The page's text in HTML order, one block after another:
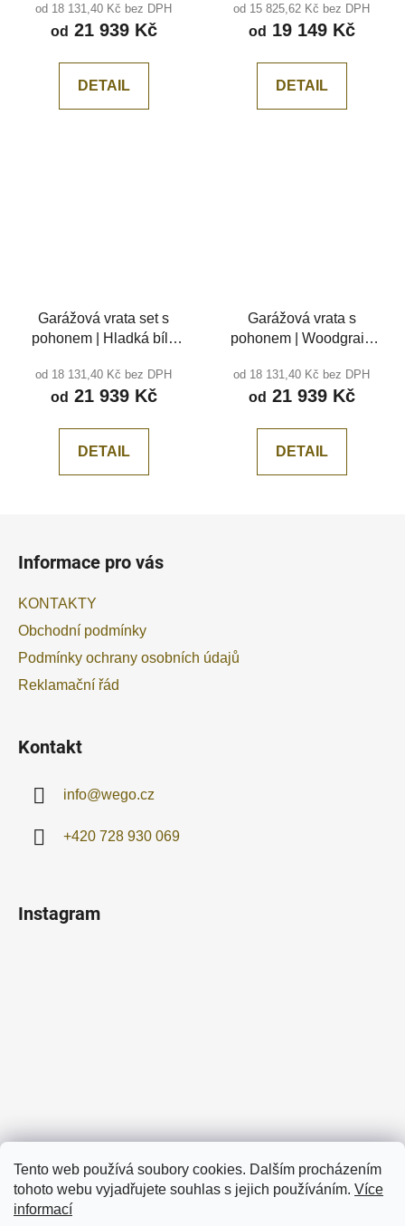
Tento web používá soubory cookies. Dalším procházením
tohoto webu vyjadřujete souhlas s jejich používáním. Více
informací
od 18 131,40 Kč bez DPH
od 21 939 Kč
DETAIL
středová drážka
od 15 825,62 Kč bez DPH
od 19 149 Kč
DETAIL
Garážová vrata set s
pohonem | Hladká bílá
od 18 131,40 Kč bez DPH
od 21 939 Kč
DETAIL
Garážová vrata s
pohonem | Woodgrain
středová drážka
od 18 131,40 Kč bez DPH
od 21 939 Kč
DETAIL
Informace pro vás
KONTAKTY
Obchodní podmínky
Podmínky ochrany osobních údajů
Reklamační řád
Kontakt
info@wego.cz
+420 728 930 069
Instagram
Facebook